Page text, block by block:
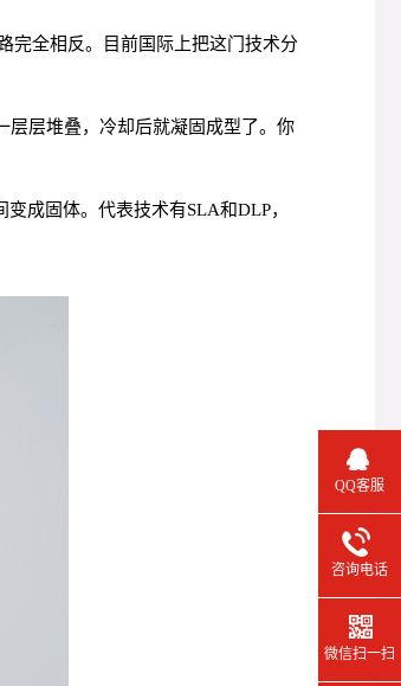
完全相反。目前国际上把这门技术分
层层堆叠，冷却后就凝固成型了。你
成固体。代表技术有SLA和DLP，
QQ客服
咨询电话
微信扫一扫